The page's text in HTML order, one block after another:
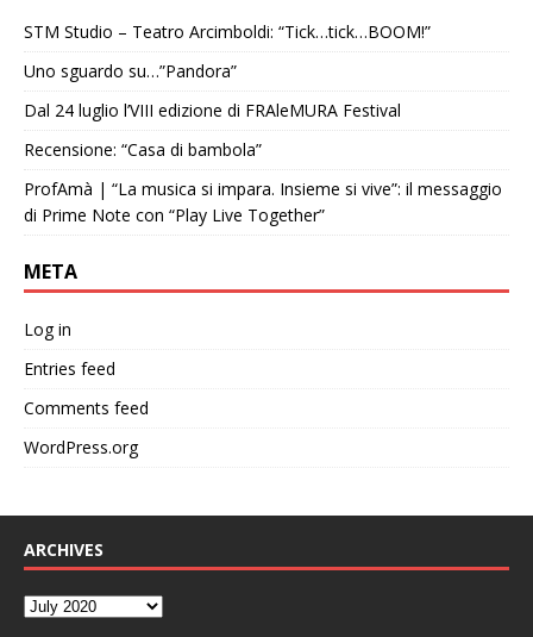
STM Studio – Teatro Arcimboldi: “Tick…tick…BOOM!”
Uno sguardo su…”Pandora”
Dal 24 luglio l’VIII edizione di FRAleMURA Festival
Recensione: “Casa di bambola”
ProfAmà | “La musica si impara. Insieme si vive”: il messaggio
di Prime Note con “Play Live Together”
META
Log in
Entries feed
Comments feed
WordPress.org
ARCHIVES